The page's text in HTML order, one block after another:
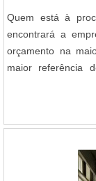
Quem está à
encontrará a
orçamento na
maior referência
colaboradores
encontrará